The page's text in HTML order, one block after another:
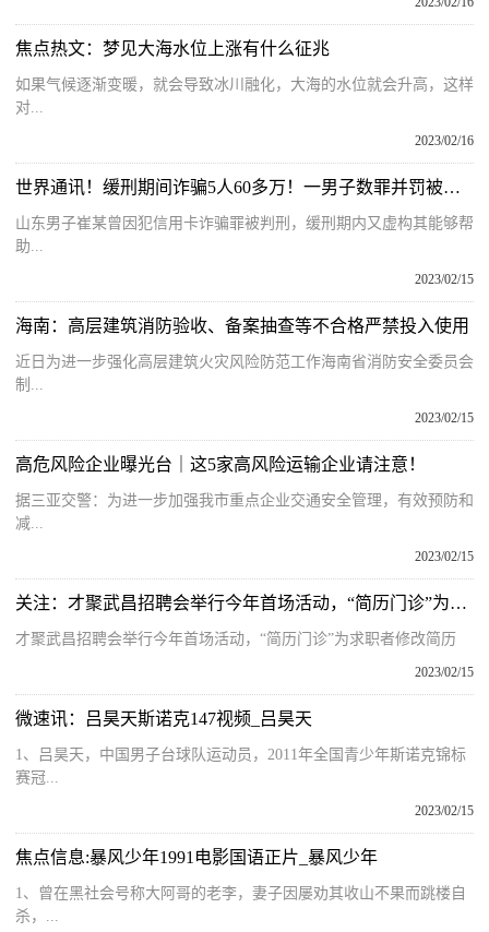
焦点热文：梦见大海水位上涨有什么征兆
如果气候逐渐变暖，就会导致冰川融化，大海的水位就会升高，这样
对...
2023/02/16
世界通讯！缓刑期间诈骗5人60多万！一男子数罪并罚被判13年半
山东男子崔某曾因犯信用卡诈骗罪被判刑，缓刑期内又虚构其能够帮
助...
2023/02/15
海南：高层建筑消防验收、备案抽查等不合格严禁投入使用
近日为进一步强化高层建筑火灾风险防范工作海南省消防安全委员会
制...
2023/02/15
高危风险企业曝光台｜这5家高风险运输企业请注意！
据三亚交警：为进一步加强我市重点企业交通安全管理，有效预防和
减...
2023/02/15
关注：才聚武昌招聘会举行今年首场活动，“简历门诊”为求职者修改简历
才聚武昌招聘会举行今年首场活动，“简历门诊”为求职者修改简历
2023/02/15
微速讯：吕昊天斯诺克147视频_吕昊天
1、吕昊天，中国男子台球队运动员，2011年全国青少年斯诺克锦标
赛冠...
2023/02/15
焦点信息:暴风少年1991电影国语正片_暴风少年
1、曾在黑社会号称大阿哥的老李，妻子因屡劝其收山不果而跳楼自
杀，...